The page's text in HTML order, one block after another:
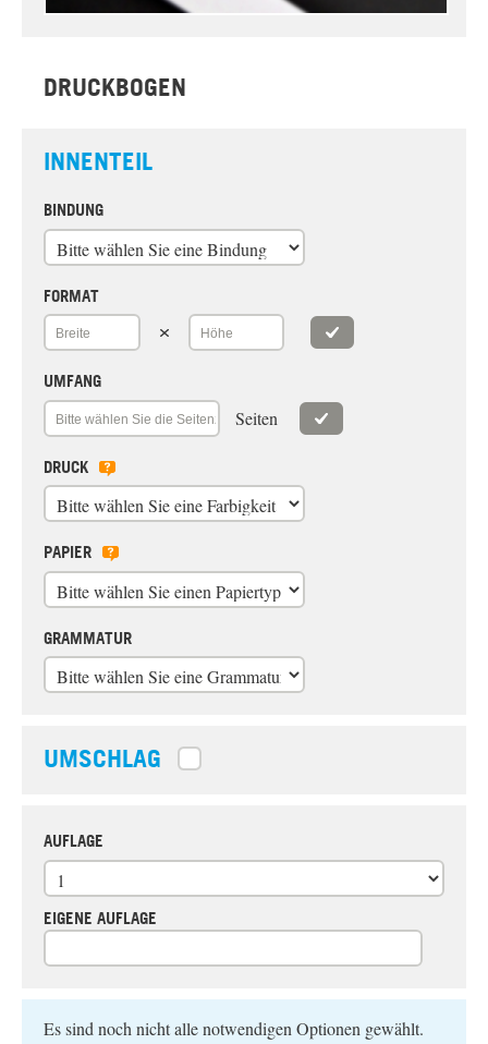
DRUCKBOGEN
INNENTEIL
BINDUNG
FORMAT
UMFANG
Seiten
DRUCK
PAPIER
GRAMMATUR
UMSCHLAG
AUFLAGE
EIGENE AUFLAGE
Es sind noch nicht alle notwendigen Optionen gewählt.